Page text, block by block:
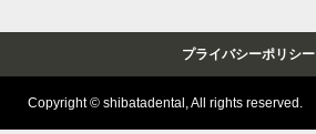
プライバシーポリシー
Copyright © shibatadental, All rights reserved.